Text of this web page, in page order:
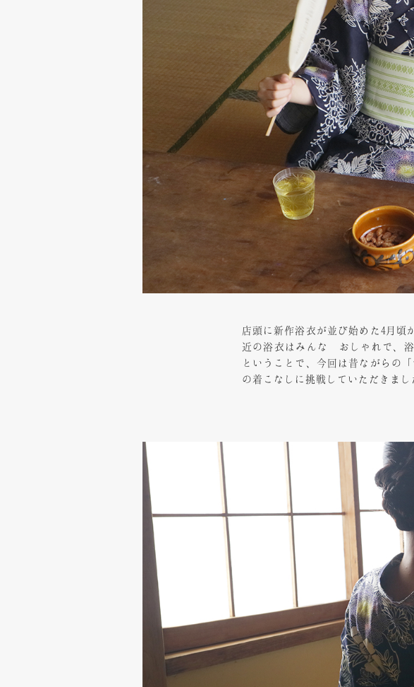
店頭に新作浴衣が並び始めた4月頃
近の浴衣はみんな おしゃれで、浴
ということで、今回は昔ながらの
の着こなしに挑戦していただきまし